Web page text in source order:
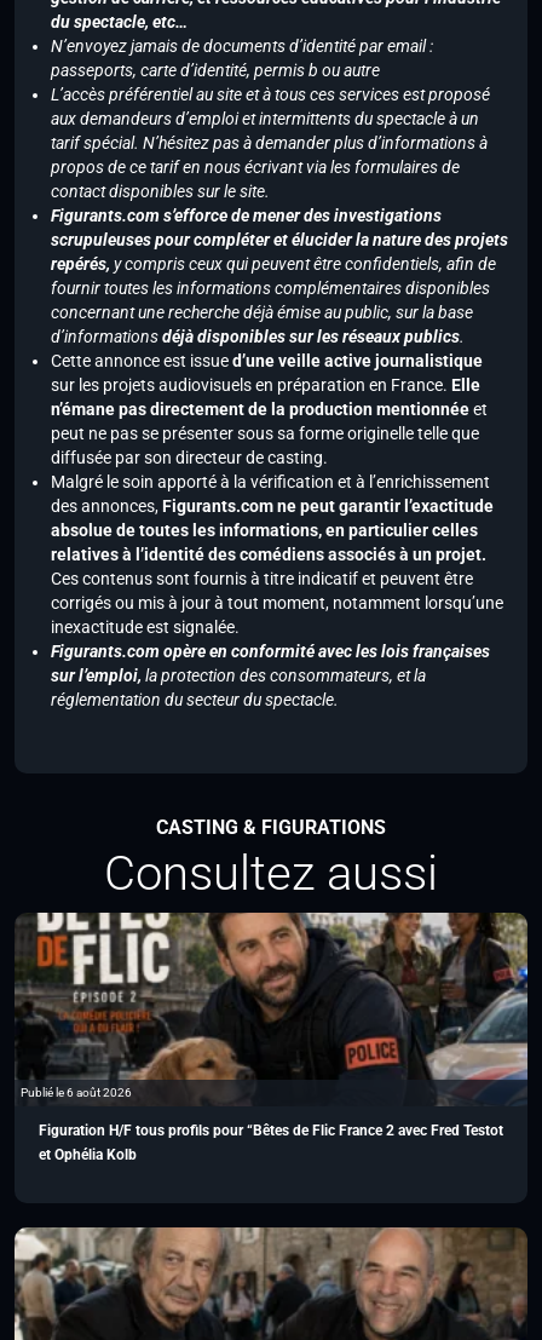
du spectacle, etc…
N’envoyez jamais de documents d’identité par email :
passeports, carte d’identité, permis b ou autre
L’accès préférentiel au site et à tous ces services est proposé
aux demandeurs d’emploi et intermittents du spectacle à un
tarif spécial. N’hésitez pas à demander plus d’informations à
propos de ce tarif en nous écrivant via les formulaires de
contact disponibles sur le site.
Figurants.com s’efforce de mener des investigations
scrupuleuses pour compléter et élucider la nature des projets
repérés, y compris ceux qui peuvent être confidentiels, afin de
fournir toutes les informations complémentaires disponibles
concernant une recherche déjà émise au public, sur la base
d’informationsdéjà disponibles sur les réseaux publics.
Cette annonce est issued’une veille active journalistique
sur les projets audiovisuels en préparation en France. Elle
n’émane pas directement de la production mentionnéeet
peut ne pas se présenter sous sa forme originelle telle que
diffusée par son directeur de casting.
Malgré le soin apporté à la vérification et à l’enrichissement
des annonces,Figurants.com ne peut garantir l’exactitude
absolue de toutes les informations, en particulier celles
relatives à l’identité des comédiens associés à un projet.
Ces contenus sont fournis à titre indicatif et peuvent être
corrigés ou mis à jour à tout moment, notamment lorsqu’une
inexactitude est signalée.
Figurants.com opère en conformité avec les lois françaises
sur l’emploi, la protection des consommateurs, et la
réglementation du secteur du spectacle.
CASTING & FIGURATIONS
Consultez aussi
Publié le 6 août 2026
Figuration H/F tous profils pour “Bêtes de Flic France 2 avec Fred Testot
et Ophélia Kolb